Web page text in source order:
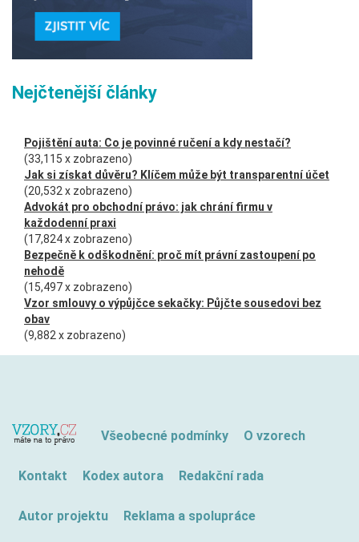
Nejčtenější články
Pojištění auta: Co je povinné ručení a kdy nestačí?
(33,115 x zobrazeno)
Jak si získat důvěru? Klíčem může být transparentní účet
(20,532 x zobrazeno)
Advokát pro obchodní právo: jak chrání firmu v
každodenní praxi
(17,824 x zobrazeno)
Bezpečně k odškodnění: proč mít právní zastoupení po
nehodě
(15,497 x zobrazeno)
Vzor smlouvy o výpůjčce sekačky: Půjčte sousedovi bez
obav
(9,882 x zobrazeno)
Všeobecné podmínky O vzorech
Kontakt Kodex autora Redakční rada
Autor projektu Reklama a spolupráce